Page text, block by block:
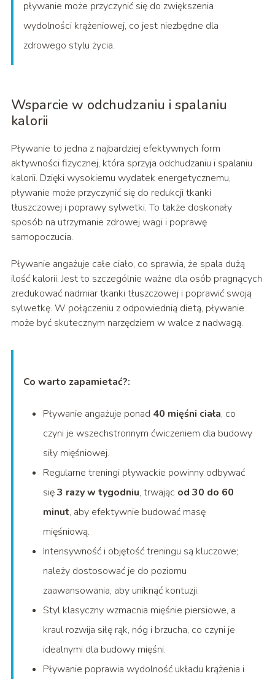
pływanie może przyczynić się do zwiększenia
wydolności krążeniowej, co jest niezbędne dla
zdrowego stylu życia.
Wsparcie w odchudzaniu i spalaniu
kalorii
Pływanie to jedna z najbardziej efektywnych form
aktywności fizycznej, która sprzyja odchudzaniu i spalaniu
kalorii. Dzięki wysokiemu wydatek energetycznemu,
pływanie może przyczynić się do redukcji tkanki
tłuszczowej i poprawy sylwetki. To także doskonały
sposób na utrzymanie zdrowej wagi i poprawę
samopoczucia.
Pływanie angażuje całe ciało, co sprawia, że spala dużą
ilość kalorii. Jest to szczególnie ważne dla osób pragnących
zredukować nadmiar tkanki tłuszczowej i poprawić swoją
sylwetkę. W połączeniu z odpowiednią dietą, pływanie
może być skutecznym narzędziem w walce z nadwagą.
Co warto zapamietać?:
Pływanie angażuje ponad 40 mięśni ciała, co
czyni je wszechstronnym ćwiczeniem dla budowy
siły mięśniowej.
Regularne treningi pływackie powinny odbywać
się3 razy w tygodniu, trwając od 30 do 60
minut, aby efektywnie budować masę
mięśniową.
Intensywność i objętość treningu są kluczowe;
należy dostosować je do poziomu
zaawansowania, aby uniknąć kontuzji.
Styl klasyczny wzmacnia mięśnie piersiowe, a
kraul rozwija siłę rąk, nóg i brzucha, co czyni je
idealnymi dla budowy mięśni.
Pływanie poprawia wydolność układu krążenia i